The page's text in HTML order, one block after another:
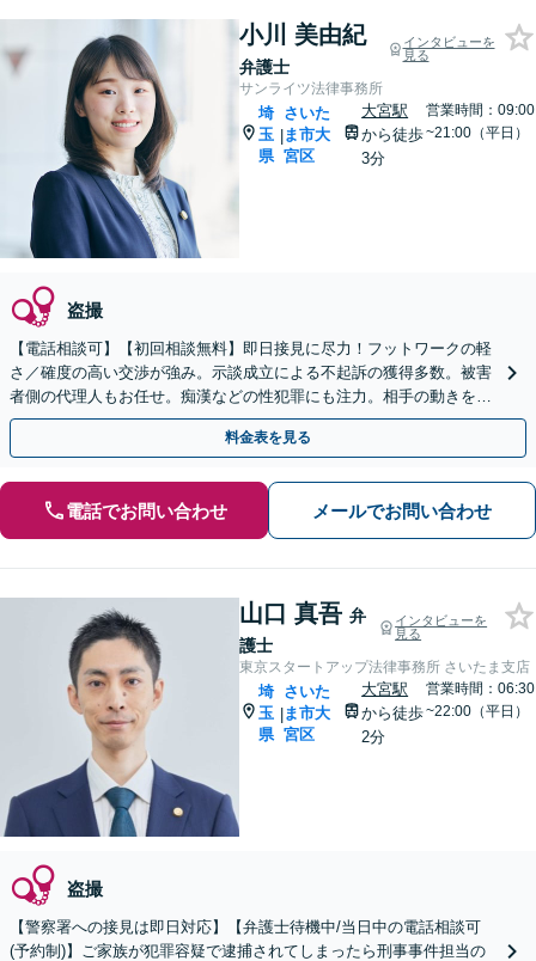
小川 美由紀
弁護士
インタビューを
見る
サンライツ法律事務所
埼
玉
県
|
さいた
ま市大
宮区
大宮駅
から徒歩
3分
営業時間：09:00
~21:00（平日）
盗撮
【電話相談可】【初回相談無料】即日接見に尽力！フットワークの軽
さ／確度の高い交渉が強み。示談成立による不起訴の獲得多数。被害
者側の代理人もお任せ。痴漢などの性犯罪にも注力。相手の動きを先
読みし的確にサポート【完全個室】【大宮駅3分】
料金表を見る
電話でお問い合わせ メールでお問い合わせ
山口 真吾 弁
護士
インタビューを
見る
東京スタートアップ法律事務所 さいたま支店
埼
玉
県
|
さいた
ま市大
宮区
大宮駅
から徒歩
2分
営業時間：06:30
~22:00（平日）
盗撮
【警察署への接見は即日対応】【弁護士待機中/当日中の電話相談可
(予約制)】ご家族が犯罪容疑で逮捕されてしまったら刑事事件担当の